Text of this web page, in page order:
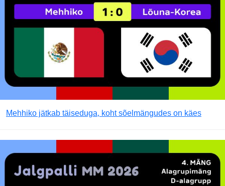
Mehhiko jätkab täiseduga, koht sõelmängudes on käes